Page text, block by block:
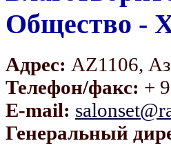
Общество -
Адрес: AZ1106,
Телефон/факс: +
E-mail:
Генеральный